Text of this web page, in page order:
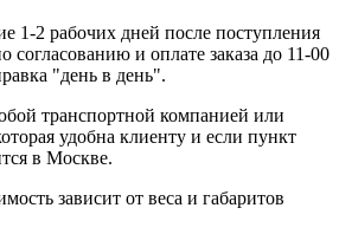
1-2 рабочих дней после поступления
согласованию и оплате заказа до 11-00
"день в день".
транспортной компанией или
удобна клиенту и если пункт
в Москве.
зависит от веса и габаритов